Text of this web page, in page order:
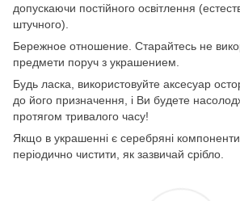
допускаючи постійного освітлення
штучного).
Бережное отношение. Старайтесь не
предмети поруч з украшением.
Будь ласка, використовуйте аксесуар
до його призначення, і Ви будете
протягом тривалого часу!
Якщо в украшенні є серебряні
періодично чистити, як зазвичай срібло.